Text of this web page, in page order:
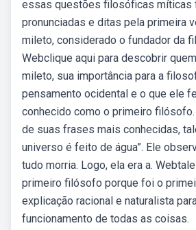
essas questões filosóficas míticas
pronunciadas e ditas pela primeira
mileto, considerado o fundador da
Webclique aqui para descobrir
mileto, sua importância para a
pensamento ocidental e o que ele
conhecido como o primeiro
de suas frases mais conhecidas,
universo é feito de água”. Ele
tudo morria. Logo, ela era a.
primeiro filósofo porque foi o
explicação racional e naturalista
funcionamento de todas as coisas.